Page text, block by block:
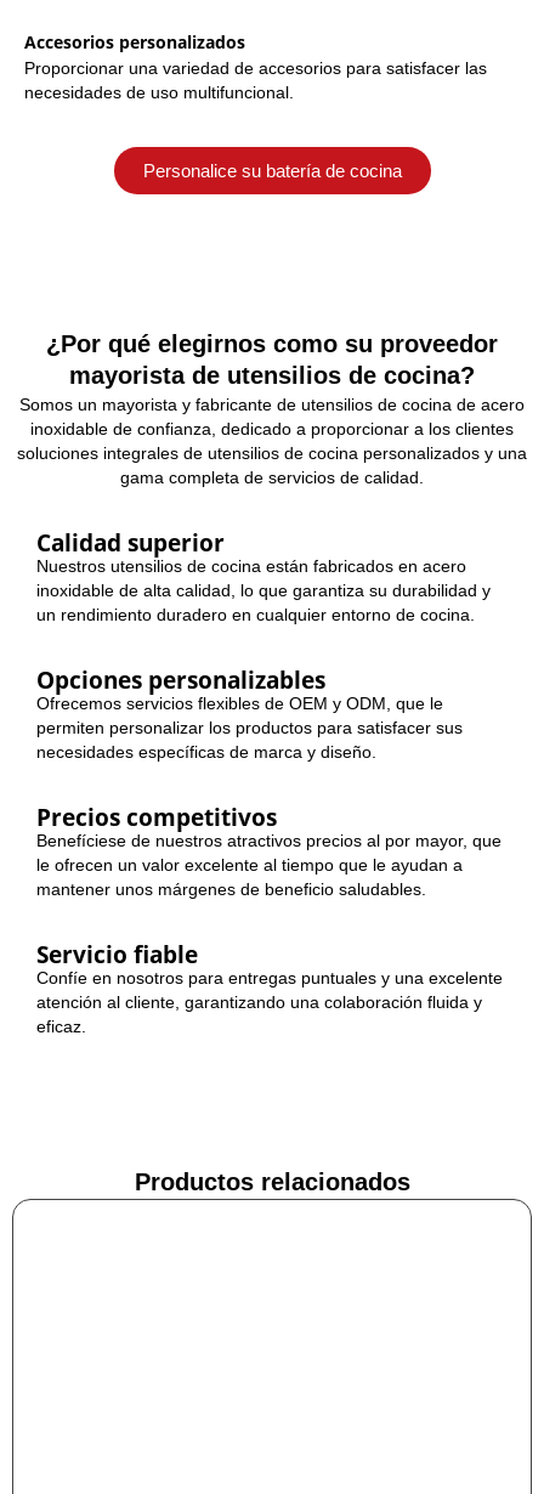
Accesorios personalizados
Proporcionar una variedad de accesorios para satisfacer las
necesidades de uso multifuncional.
Personalice su batería de cocina
¿Por qué elegirnos como su proveedor
mayorista de utensilios de cocina?
Somos un mayorista y fabricante de utensilios de cocina de acero
inoxidable de confianza, dedicado a proporcionar a los clientes
soluciones integrales de utensilios de cocina personalizados y una
gama completa de servicios de calidad.
Calidad superior
Nuestros utensilios de cocina están fabricados en acero
inoxidable de alta calidad, lo que garantiza su durabilidad y
un rendimiento duradero en cualquier entorno de cocina.
Opciones personalizables
Ofrecemos servicios flexibles de OEM y ODM, que le
permiten personalizar los productos para satisfacer sus
necesidades específicas de marca y diseño.
Precios competitivos
Benefíciese de nuestros atractivos precios al por mayor, que
le ofrecen un valor excelente al tiempo que le ayudan a
mantener unos márgenes de beneficio saludables.
Servicio fiable
Confíe en nosotros para entregas puntuales y una excelente
atención al cliente, garantizando una colaboración fluida y
eficaz.
Productos relacionados